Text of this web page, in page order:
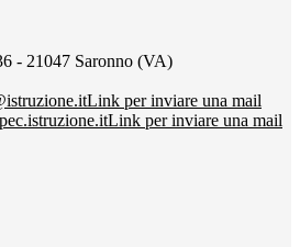
- 21047 Saronno (VA)
Link per inviare una mail
Link per inviare una mail